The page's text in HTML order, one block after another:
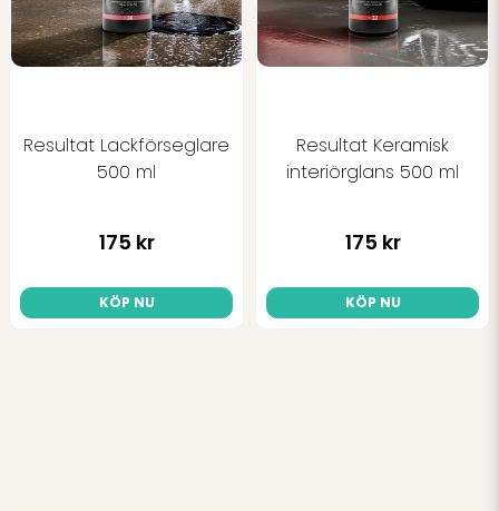
Resultat Lackförseglare
500 ml
175 kr
KÖP NU
Resultat Keramisk
interiörglans 500 ml
175 kr
KÖP NU